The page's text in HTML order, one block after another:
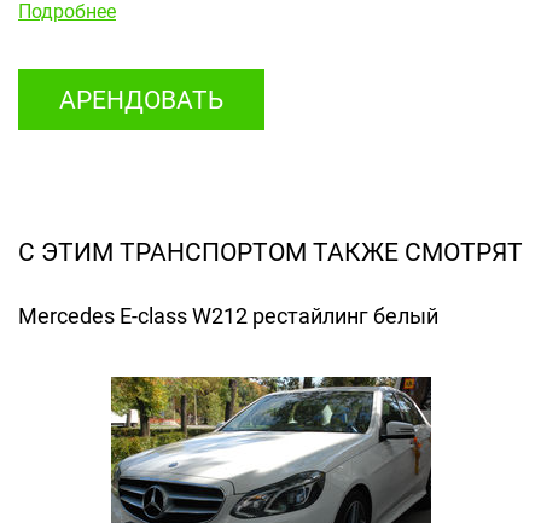
Подробнее
АРЕНДОВАТЬ
С ЭТИМ ТРАНСПОРТОМ ТАКЖЕ СМОТРЯТ
Mercedes E-class W212 рестайлинг белый